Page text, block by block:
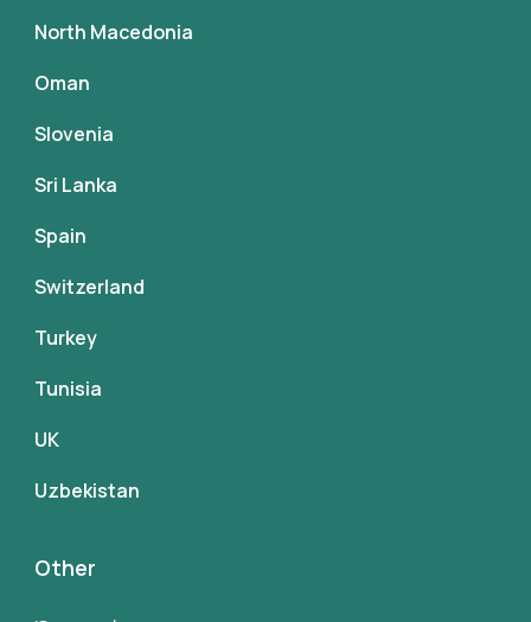
North Macedonia
Oman
Slovenia
Sri Lanka
Spain
Switzerland
Turkey
Tunisia
UK
Uzbekistan
Other